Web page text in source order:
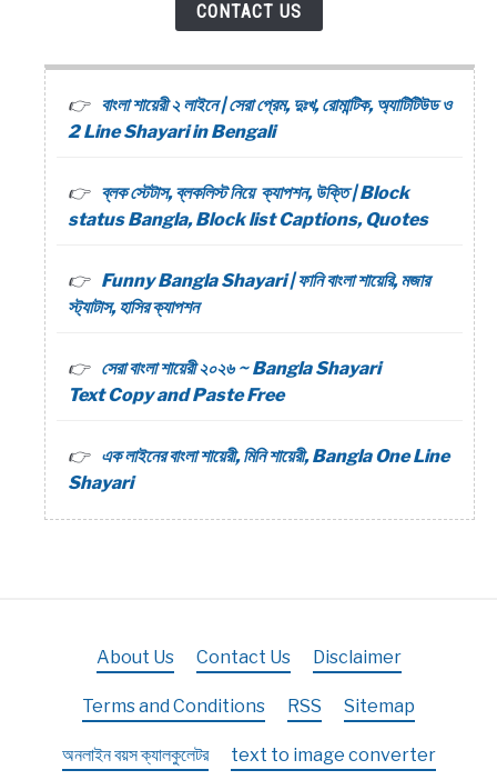
CONTACT US
বাংলা শায়েরী ২ লাইনে | সেরা প্রেম, দুঃখ, রোমান্টিক, অ্যাটিটিউড ও
2 Line Shayari in Bengali
ব্লক স্টেটাস, ব্লকলিস্ট নিয়ে ক্যাপশন, উক্তি | Block
status Bangla, Block list Captions, Quotes
Funny Bangla Shayari | ফানি বাংলা শায়েরি, মজার
স্ট্যাটাস, হাসির ক্যাপশন
সেরা বাংলা শায়েরী ২০২৬ ~ Bangla Shayari
Text Copy and Paste Free
এক লাইনের বাংলা শায়েরী, মিনি শায়েরী, Bangla One Line
Shayari
About Us Contact Us Disclaimer
Terms and Conditions RSS Sitemap
অনলাইন বয়স ক্যালকুলেটর text to image converter